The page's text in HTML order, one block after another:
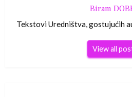
Biram
Tekstovi Uredništva, gostujućih
View all